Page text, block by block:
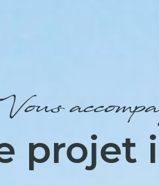
Vous
projet